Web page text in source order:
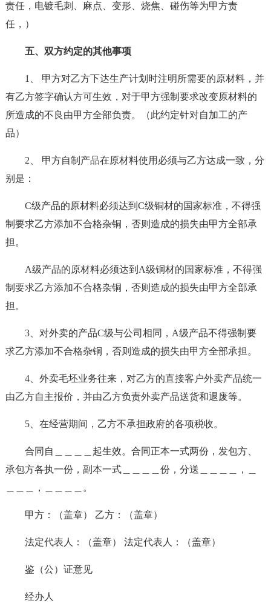
责任，电镀毛刺、麻点、变形、烧焦、碰伤等为甲方责
任，）
五、双方约定的其他事项
1、 甲方对乙方下达生产计划时注明所需要的原材料，并
有乙方签字确认方可生效，对于甲方强制要求改变原材料的
所造成的不良由甲方全部负责。（此约定针对自加工的产
品）
2、 甲方自制产品在原材料使用必须与乙方达成一致，分
别是：
C级产品的原材料必须达到C级铜材的国家标准，不得强
制要求乙方添加不合格杂铜，否则造成的损失由甲方全部承
担。
A级产品的原材料必须达到A级铜材的国家标准，不得强
制要求乙方添加不合格杂铜，否则造成的损失由甲方全部承
担。
3、对外卖的产品C级与公司相同，A级产品不得强制要
求乙方添加不合格杂铜，否则造成的损失由甲方全部承担。
4、外卖毛坯业务往来，对乙方的直接客户外卖产品统一
由乙方自主报价，并由乙方负责外卖产品送货和退废等。
5、在经营期间，乙方不承担政府的各项税收。
合同自＿＿＿＿起生效。合同正本一式两份，发包方、
承包方各执一份，副本一式＿＿＿＿份，分送＿＿＿＿，＿
＿＿＿，＿＿＿＿。
甲方：（盖章） 乙方：（盖章）
法定代表人：（盖章） 法定代表人：（盖章）
鉴（公）证意见
经办人